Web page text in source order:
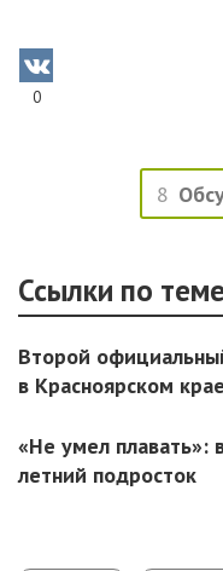
0
8
Ссылки по
Второй
в Красноярском крае
«Не умел плавать»:
летний подросток